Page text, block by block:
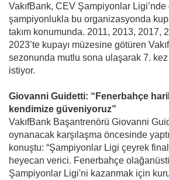
VakıfBank, CEV Şampiyonlar
şampiyonlukla bu organizasyonda
takım konumunda. 2011, 2013, 2017,
2023’te kupayı müzesine götüren
sezonunda mutlu sona ulaşarak 7.
istiyor.
Giovanni Guidetti: “Fenerbahçe
kendimize güveniyoruz”
VakıfBank Başantrenörü Giovanni
oynanacak karşılaşma öncesinde
konuştu: “Şampiyonlar Ligi çeyrek
heyecan verici. Fenerbahçe
Şampiyonlar Ligi'ni kazanmak için